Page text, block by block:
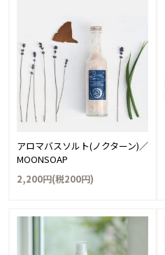
アロマバスソルト(ノクターン)／
MOONSOAP
2,200円(税200円)